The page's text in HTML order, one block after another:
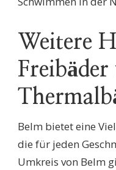
Weitere
Freibäder
Belm bietet eine
die für jeden
Umkreis von Belm